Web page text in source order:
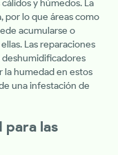
y húmedos. La
por lo que áreas como
acumularse o
Las reparaciones
deshumidificadores
humedad en estos
una infestación de
para las